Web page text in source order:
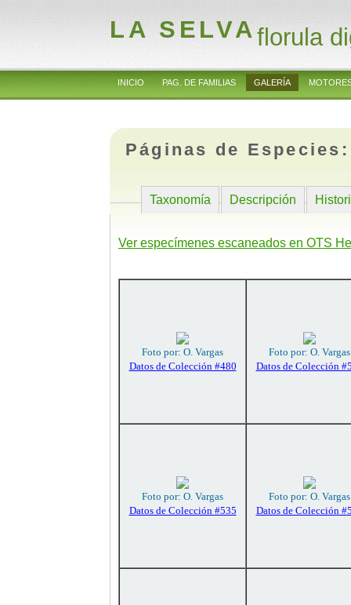
LA SELVAflorula
INICIO PAG. DE FAMILIAS GALERÍA
Páginas de
Taxonomía Descripción
Ver especímenes escaneados en OTS
Foto por: O. Vargas
Datos de Colección #480
Foto por: O. Vargas
Datos de Colección
Foto por: O. Vargas
Datos de Colección #535
Foto por: O. Vargas
Datos de Colección